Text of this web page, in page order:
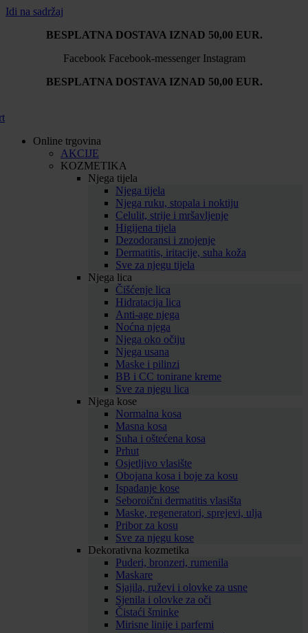
Idi na sadržaj
BESPLATNA DOSTAVA IZNAD 50,00 EUR.
Facebook Facebook-messenger Instagram
BESPLATNA DOSTAVA IZNAD 50,00 EUR.
Online trgovina
AKCIJE
KOZMETIKA
Njega tijela
Njega tijela
Njega ruku, stopala i noktiju
Celulit, strije i mršavljenje
Higijena tijela
Dezodoransi i znojenje
Dermatitis, iritacije, suha koža
Sve za njegu tijela
Njega lica
Čišćenje lica
Hidratacija lica
Anti-age njega
Noćna njega
Njega oko očiju
Njega usana
Maske i pilinzi
BB i CC tonirane kreme
Sve za njegu lica
Njega kose
Normalna kosa
Masna kosa
Suha i oštećena kosa
Prhut
Osjetljivo vlasište
Obojana kosa i boje za kosu
Ispadanje kose
Seboroični dermatitis vlasišta
Maske, regeneratori, sprejevi, ulja
Pribor za kosu
Sve za njegu kose
Dekorativna kozmetika
Puderi, bronzeri, rumenila
Maskare
Sjajila, ruževi i olovke za usne
Sjenila i olovke za oči
Čistaći šminke
Mirisne linije i parfemi